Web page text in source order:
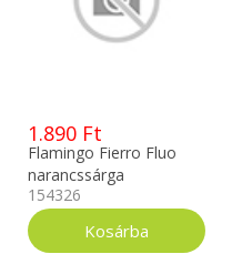
1.890 Ft
Flamingo Fierro Fluo
narancssárga
kutyanyakörv XS 20-35
cm
154326